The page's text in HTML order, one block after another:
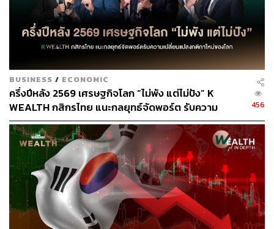
BUSINESS / ECONOMIC
ครึ่งปีหลัง 2569 เศรษฐกิจโลก “ไม่พัง แต่ไม่ปัง” K
WEALTH กสิกรไทย แนะกลยุทธ์จัดพอร์ต รับความ
เปลี่ยนแปลงกติกาใหม่ของโลก
456